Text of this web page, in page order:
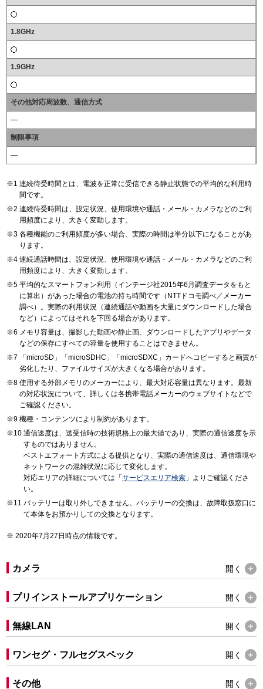
1.8GHz
1.9GHz
その他対応周波数、通信方式
制限事項
連続待受時間とは、電波を正常に受信できる静止状態での平均的な利用時
間です。
連続待受時間は、設定状況、使用環境や通話・メール・カメラなどのご利
用頻度により、大きく変動します。
各種機能のご利用頻度が多い場合、実際の時間は半分以下になることがあ
ります。
連続通話時間は、設定状況、使用環境や通話・メール・カメラなどのご利
用頻度により、大きく変動します。
平均的なスマートフォン利用（インテージ社2015年6月調査データをもと
に算出）があった場合の電池の持ち時間です（NTTドコモ調べ／メーカー
調べ）。実際の利用状況（連続通話や動画を大量にダウンロードした場合
など）によってはそれを下回る場合があります。
メモリ容量は、撮影した動画や静止画、ダウンロードしたアプリやデータ
などの保存にすべての容量を使用することはできません。
「microSD」「microSDHC」「microSDXC」カードへコピーすると画質が
劣化したり、ファイルサイズが大きくなる場合があります。
使用する外部メモリのメーカーにより、最大対応容量は異なります。最新
の対応状況について、詳しくは各携帯電話メーカーのウェブサイトなどで
ご確認ください。
機種・コンテンツにより制約があります。
通信速度は、送受信時の技術規格上の最大値であり、実際の通信速度を示
すものではありません。
ベストエフォート方式による提供となり、実際の通信速度は、通信環境や
ネットワークの混雑状況に応じて変化します。
対応エリアの詳細については「 サービスエリア検索 」よりご確認くださ
い。
バッテリーは取り外しできません。バッテリーの交換は、故障取扱窓口に
て本体をお預かりしての交換となります。
2020年7月27日時点の情報です。
カメラ 開く
プリインストールアプリケーション 開く
無線LAN 開く
ワンセグ・フルセグスペック 開く
その他 開く